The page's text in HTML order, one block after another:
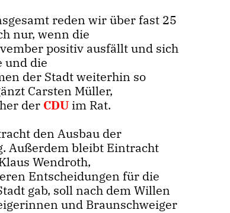
reden wir über fast 25
nur, wenn die
positiv ausfällt und sich
und die
der Stadt weiterhin so
Carsten Müller,
der CDU im Rat.
den Ausbau der
Außerdem bleibt Eintracht
Wendroth,
Entscheidungen für die
gab, soll nach dem Willen
und Braunschweiger